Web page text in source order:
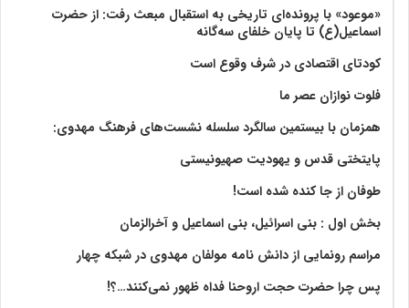
«موعود» با پرونده‌ای تاریخی به استقبال مبعث رفت: از حضرت
اسماعیل(ع) تا پایان خلفای سه‌گانه
کودتای اقتصادی در شرف وقوع است
فلوت نوازان عصر ما
همزمان با بیستمین سالگرد سلسله نشست‌های فرهنگ مهدوی:‌
پایتختی قدس و یهودیت صهیونیستی
طوفان از جا کنده شده است!
بخش اول : بنی اسرائیل، بنی اسماعیل و آخرالزمان
مراسم رونمایی از دانش نامه مولفان مهدوی در شبکه چهار
پس چرا حضرت حجت اروحنا فداه ظهور نمی‌کنند…؟!